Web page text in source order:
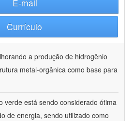
E-mail
Currículo
a produção de hidrogênio
metal-orgânica como base para
verde está sendo considerado ótima
de energia, sendo utilizado como